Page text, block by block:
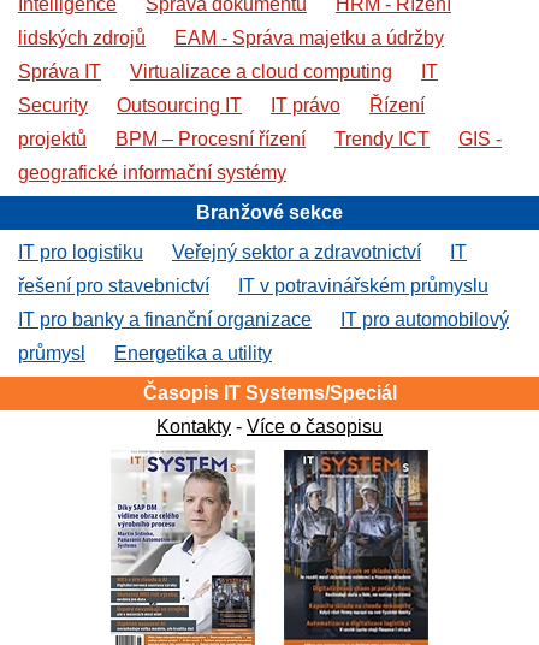
Intelligence
Správa dokumentů
HRM - Řízení
lidských zdrojů
EAM - Správa majetku a údržby
Správa IT
Virtualizace a cloud computing
IT
Security
Outsourcing IT IT právo
Řízení
projektů
BPM – Procesní řízení Trendy ICT
GIS -
geografické informační systémy
Branžové sekce
IT pro logistiku
Veřejný sektor a zdravotnictví
IT
řešení pro stavebnictví
IT v potravinářském průmyslu
IT pro banky a finanční organizace
IT pro automobilový
průmysl
Energetika a utility
Časopis IT Systems/Speciál
Kontakty - Více o časopisu